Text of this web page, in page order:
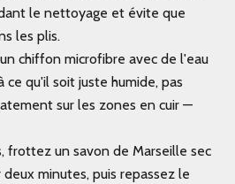
le nettoyage et évite que
les plis.
chiffon microfibre avec de l'eau
ce qu'il soit juste humide, pas
sur les zones en cuir —
frottez un savon de Marseille sec
deux minutes, puis repassez le